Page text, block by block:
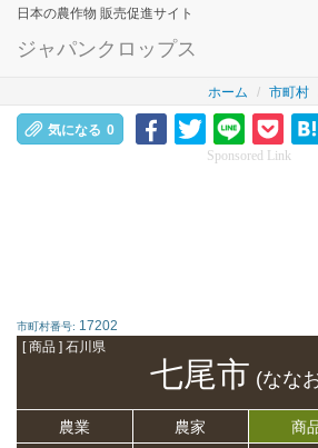
日本の農作物 販売促進サイト
ジャパンクロップス
ホーム 市町村
気になる 0
Sponsored Link
市町村番号: 17202
[ 商品 ] 石川県
七尾市 (なな
農業 農家 商